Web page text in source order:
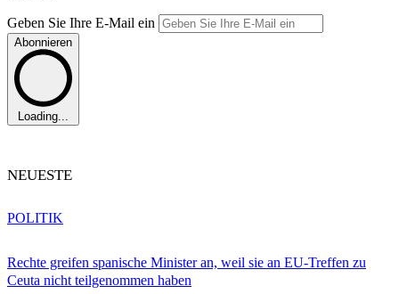
Geben Sie Ihre E-Mail ein
Abonnieren
Loading...
NEUESTE
Rechte greifen spanische Minister an, weil sie an EU-Treffen zu
Ceuta nicht teilgenommen haben
POLITIK